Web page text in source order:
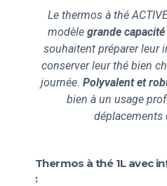
Le thermos à thé
modèle grande capacité
souhaitent préparer leur
conserver leur thé bien
journée. Polyvalent et
bien à un usage
déplacements
Thermos à thé 1L avec
: